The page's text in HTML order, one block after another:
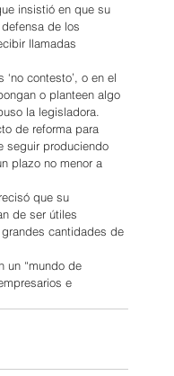
insistió en que su
de los
llamadas
contesto’, o en el
o planteen algo
la legisladora.
de reforma para
seguir produciendo
plazo no menor a
que su
de ser útiles
cantidades de
un “mundo de
e